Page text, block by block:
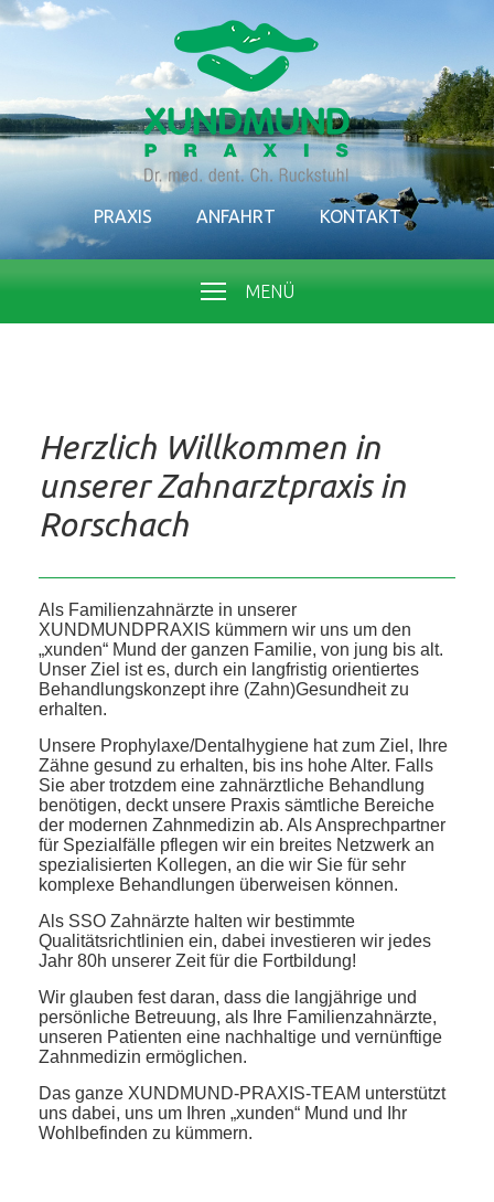
PRAXIS ANFAHRT KONTAKT
MENÜ
Herzlich Willkommen in
unserer Zahnarztpraxis in
Rorschach
Als Familienzahnärzte in unserer
XUNDMUNDPRAXIS kümmern wir uns um den
„xunden“ Mund der ganzen Familie, von jung bis alt.
Unser Ziel ist es, durch ein langfristig orientiertes
Behandlungskonzept ihre (Zahn)Gesundheit zu
erhalten.
Unsere Prophylaxe/Dentalhygiene hat zum Ziel, Ihre
Zähne gesund zu erhalten, bis ins hohe Alter. Falls
Sie aber trotzdem eine zahnärztliche Behandlung
benötigen, deckt unsere Praxis sämtliche Bereiche
der modernen Zahnmedizin ab. Als Ansprechpartner
für Spezialfälle pflegen wir ein breites Netzwerk an
spezialisierten Kollegen, an die wir Sie für sehr
komplexe Behandlungen überweisen können.
Als SSO Zahnärzte halten wir bestimmte
Qualitätsrichtlinien ein, dabei investieren wir jedes
Jahr 80h unserer Zeit für die Fortbildung!
Wir glauben fest daran, dass die langjährige und
persönliche Betreuung, als Ihre Familienzahnärzte,
unseren Patienten eine nachhaltige und vernünftige
Zahnmedizin ermöglichen.
Das ganze XUNDMUND-PRAXIS-TEAM unterstützt
uns dabei, uns um Ihren „xunden“ Mund und Ihr
Wohlbefinden zu kümmern.